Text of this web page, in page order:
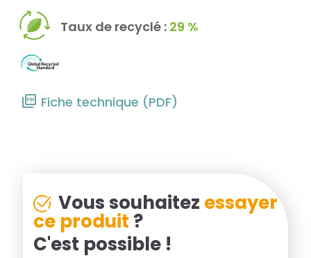
Taux de recyclé : 29 %
Fiche technique (PDF)
Vous souhaitez essayer
ce produit ?
C'est possible !